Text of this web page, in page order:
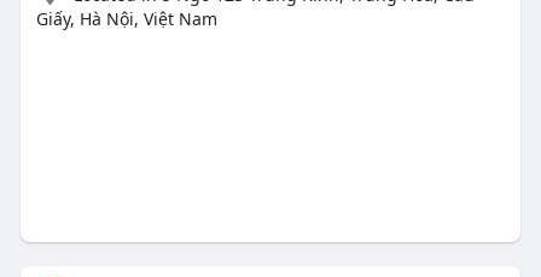
Giấy, Hà Nội, Việt Nam